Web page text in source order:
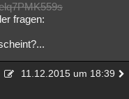
fragen:
11.12.2015 um 18:39